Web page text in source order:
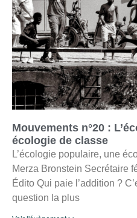
Mouvements n°20 :
écologie de classe
L’écologie populaire, une
Merza Bronstein Secrétaire
Édito Qui paie l’addition ?
question la plus